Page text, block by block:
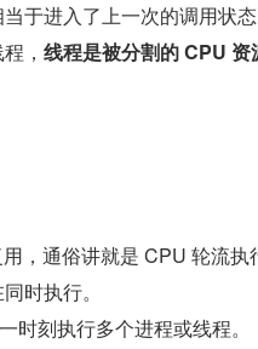
于进入了上一次的调用状态
， 线程是被分割的 CPU 资
，通俗讲就是 CPU 轮流执
时执行。
刻执行多个进程或线程。